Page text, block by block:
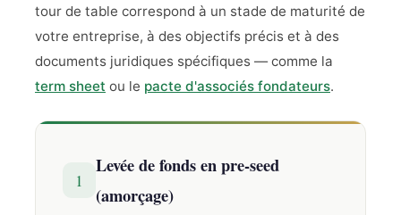
tour de table correspond à un stade de maturité de
votre entreprise, à des objectifs précis et à des
documents juridiques spécifiques — comme la
term sheet ou le pacte d'associés fondateurs.
1
Levée de fonds en pre-seed
(amorçage)